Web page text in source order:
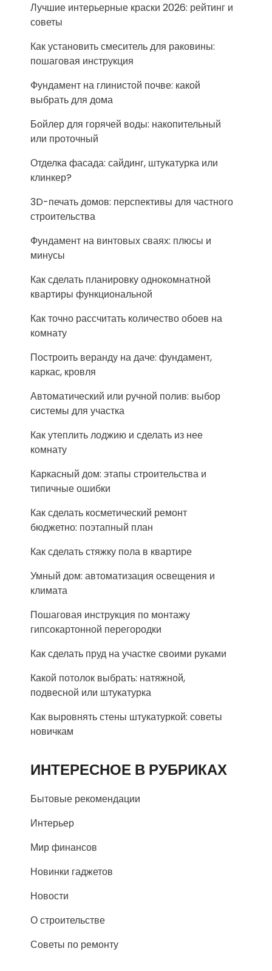
Лучшие интерьерные краски 2026: рейтинг и
советы
Как установить смеситель для раковины:
пошаговая инструкция
Фундамент на глинистой почве: какой
выбрать для дома
Бойлер для горячей воды: накопительный
или проточный
Отделка фасада: сайдинг, штукатурка или
клинкер?
3D-печать домов: перспективы для частного
строительства
Фундамент на винтовых сваях: плюсы и
минусы
Как сделать планировку однокомнатной
квартиры функциональной
Как точно рассчитать количество обоев на
комнату
Построить веранду на даче: фундамент,
каркас, кровля
Автоматический или ручной полив: выбор
системы для участка
Как утеплить лоджию и сделать из нее
комнату
Каркасный дом: этапы строительства и
типичные ошибки
Как сделать косметический ремонт
бюджетно: поэтапный план
Как сделать стяжку пола в квартире
Умный дом: автоматизация освещения и
климата
Пошаговая инструкция по монтажу
гипсокартонной перегородки
Как сделать пруд на участке своими руками
Какой потолок выбрать: натяжной,
подвесной или штукатурка
Как выровнять стены штукатуркой: советы
новичкам
ИНТЕРЕСНОЕ В РУБРИКАХ
Бытовые рекомендации
Интерьер
Мир финансов
Новинки гаджетов
Новости
О строительстве
Советы по ремонту